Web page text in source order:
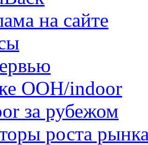
на сайте
OOH/indoor
за рубежом
роста